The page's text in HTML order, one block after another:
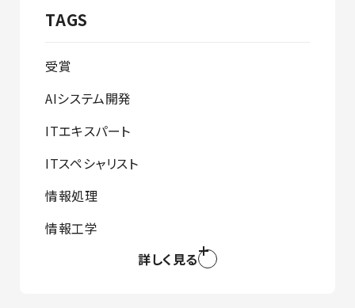
TAGS
受賞
AIシステム開発
ITエキスパート
ITスペシャリスト
情報処理
情報工学
詳しく見る